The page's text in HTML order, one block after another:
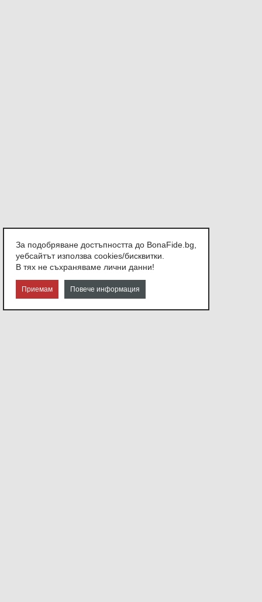
За подобряване достъпността до BonaFide.bg,
уебсайтът използва cookies/бисквитки.
В тях не съхраняваме лични данни!
Приемам Повече информация